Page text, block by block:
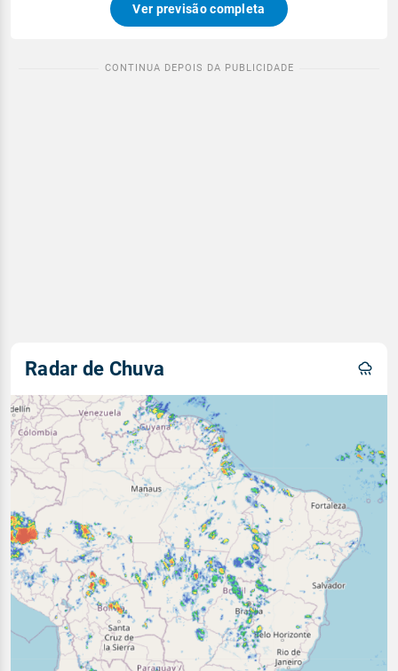
Ver previsão completa
Radar de Chuva